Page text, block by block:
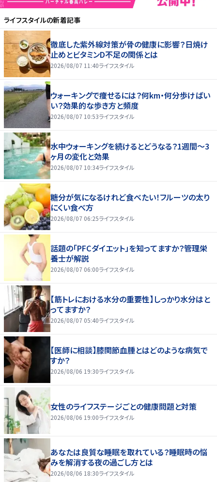
ライフスタイルの新着記事
徹底した紫外線対策が骨の健康に影響？日焼け
止めとビタミンD不足の関係とは
2026/08/07 11:40ライフスタイル
ウォーキングで痩せるには？何km・何分歩けばい
い？効果的な歩き方と頻度
2026/08/07 10:53ライフスタイル
水中ウォーキングを続けるとどうなる？1週間～3
ヶ月の変化と効果
2026/08/07 10:34ライフスタイル
糖分が気になるけれど食べたい！フルーツの太り
にくい食べ方
2026/08/07 06:25ライフスタイル
話題の「PFCダイエット」を知ってますか？管理栄
養士が解説
2026/08/07 06:00ライフスタイル
【筋トレにおける水分の重要性】しっかり水分はと
ってますか？
2026/08/07 05:40ライフスタイル
【医師に相談】膝関節血腫とはどのような病気で
すか？
2026/08/06 19:30ライフスタイル
女性のライフステージごとの健康問題と対策
2026/08/06 19:00ライフスタイル
あなたは良質な睡眠を取れている？睡眠時の悩
みを解消する夜の過ごし方とは
2026/08/06 18:30ライフスタイル